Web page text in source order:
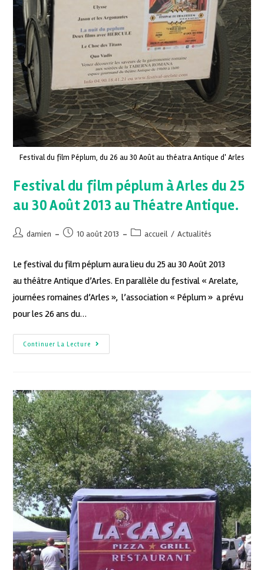
Festival du film Péplum, du 26 au 30 Août au théatra Antique d' Arles
Festival du film péplum à Arles du 25
au 30 Août 2013 au Théatre Antique.
damien 10 août 2013 accueil / Actualités
Le festival du film péplum aura lieu du 25 au 30 Août 2013
au théâtre Antique d’Arles. En parallèle du festival « Arelate,
journées romaines d’Arles », l’association « Péplum » a prévu
pour les 26 ans du…
Continuer La Lecture